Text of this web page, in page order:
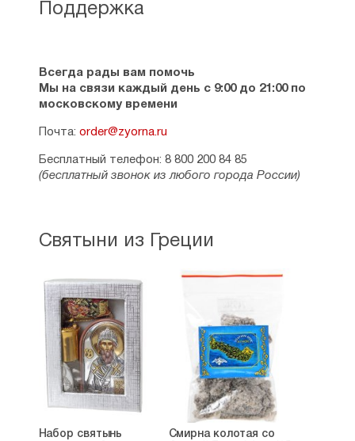
Поддержка
Всегда рады вам помочь
Мы на связи каждый день с 9:00 до 21:00 по
московскому времени
Почта: order@zyorna.ru
Бесплатный телефон: 8 800 200 84 85
(бесплатный звонок из любого города России)
Святыни из Греции
Набор святынь
Смирна колотая со